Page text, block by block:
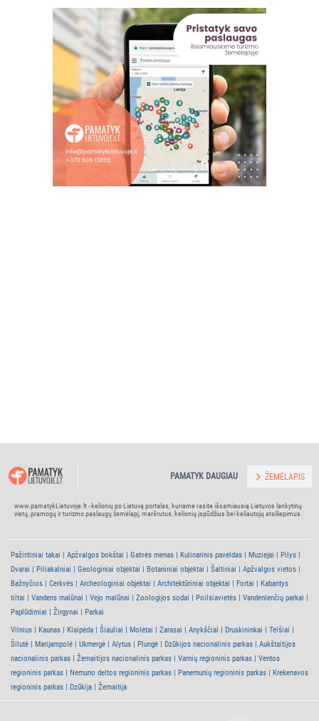
www.pamatykLietuvoje.lt - kelionių po Lietuvą portalas, kuriame rasite išsamiausią Lietuvos lankytinų
vietų, pramogų ir turizmo paslaugų žemėlapį, maršrutus, kelionių įspūdžius bei keliautojų atsiliepimus.
PAMATYK DAUGIAU ŽEMĖLAPIS
Pažintiniai takai Apžvalgos bokštai Gatvės menas Kulinarinis paveldas Muziejai
Pilys
Dvarai
Piliakalniai Geologiniai objektai Botaniniai objektai Šaltiniai
Apžvalgos vietos
Bažnyčios
Cerkvės Archeologiniai objektai Architektūriniai objektai Fortai
Kabantys
tiltai
Vandens malūnai Vejo malūnai Zoologijos sodai Poilsiavietės
Vandenlenčių parkai
Paplūdimiai
Žirgynai
Parkai
Vilnius
Kaunas Klaipėda Šiauliai Molėtai Zarasai Anykščiai Druskininkai
Telšiai
Šilutė
Marijampolė Ukmergė Alytus Plungė Dzūkijos nacionalinis parkas
Aukštaitijos
nacionalinis parkas
Žemaitijos nacionalinis parkas Varnių regioninis parkas
Ventos
regioninis parkas
Nemuno deltos regioninis parkas Panemunių regioninis parkas
Krekenavos
regioninis parkas
Dzūkija Žemaitija